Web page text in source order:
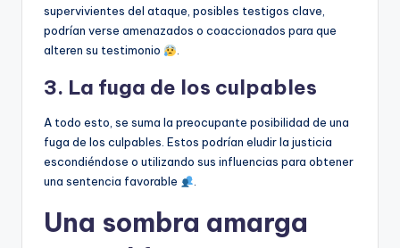
supervivientes del ataque, posibles testigos clave,
podrían verse amenazados o coaccionados para que
alteren su testimonio
.
3. La fuga de los culpables
A todo esto, se suma la preocupante posibilidad de una
fuga de los culpables. Estos podrían eludir la justicia
escondiéndose o utilizando sus influencias para obtener
una sentencia favorable
.
Una sombra amarga